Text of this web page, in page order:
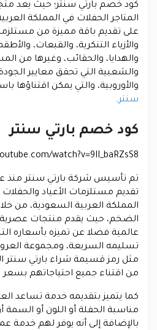
كود خصم بارتي سنتر؛ حيث يعد
المتاجر الحفلات في المملكة
على تقديم باقة مميزة من
والأزياء التنكرية، والقبعات،
والهدايا، والحقائب، وغيرها من
والشعبية التي تحقق معايير الجودة
والأوروبية، والتي يمكن اقتناؤها
سنتر.
كود خصم بارتي سنتر
watch?v=9II_baRZsS8
تقديم مستلزمات الأعياد
المملكة العربية السعودية، من
الضخم، حيث يقدم منتجات
عالمية فضلا عن تميزه بأسعاره
تسليمه السريعة، ومجموعة
مثل رمز قسيمة شراء بارتي سنتر
من اقتناء جميع احتياجاتهم بسعر
كما يتميز بتقديمه خدمة تساعد
مناسبة الحفلة أو اللون أو السمة
بالإضافة إلى أنه يوفر لهم خدمة